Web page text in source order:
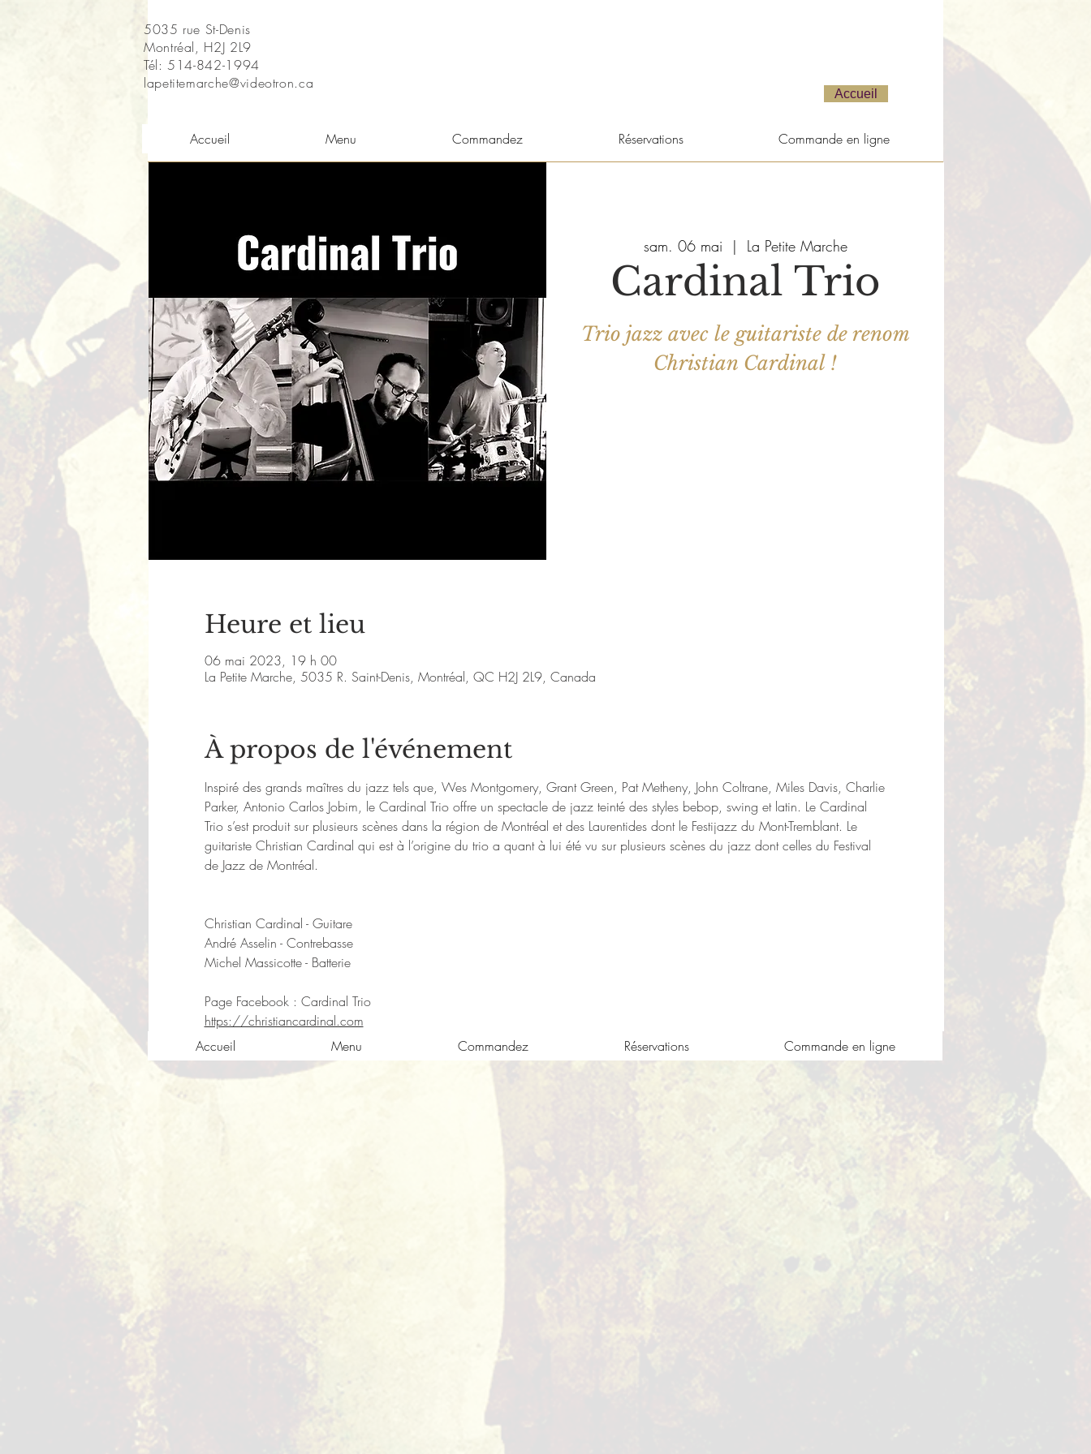
5035 rue St-Denis
Montréal, H2J 2L9
Tél: 514-842-1994
lapetitemarche@videotron.ca
Accueil
Accueil Menu Commandez Réservations Commande en ligne
sam. 06 mai
  |
La Petite Marche
Cardinal Trio
Trio jazz avec le guitariste de renom
Christian Cardinal !
Heure et lieu
06 mai 2023, 19 h 00
La Petite Marche, 5035 R. Saint-Denis, Montréal, QC H2J 2L9, Canada
À propos de l'événement
Inspiré des grands maîtres du jazz tels que, Wes Montgomery, Grant Green, Pat Metheny, John Coltrane, Miles Davis, Charlie
Parker, Antonio Carlos Jobim, le Cardinal Trio offre un spectacle de jazz teinté des styles bebop, swing et latin. Le Cardinal
Trio s’est produit sur plusieurs scènes dans la région de Montréal et des Laurentides dont le Festijazz du Mont-Tremblant. Le
guitariste Christian Cardinal qui est à l’origine du trio a quant à lui été vu sur plusieurs scènes du jazz dont celles du Festival
de Jazz de Montréal.
Christian Cardinal - Guitare
André Asselin - Contrebasse
Michel Massicotte - Batterie
Page Facebook : Cardinal Trio
https://christiancardinal.com
Accueil
Menu Commandez Réservations Commande en ligne